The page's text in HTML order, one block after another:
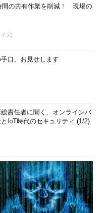
間の共有作業を削減！ 現場の
ズ)
手口、お見せします
責任者に聞く、オンラインバ
IoT時代のセキュリティ (1/2)